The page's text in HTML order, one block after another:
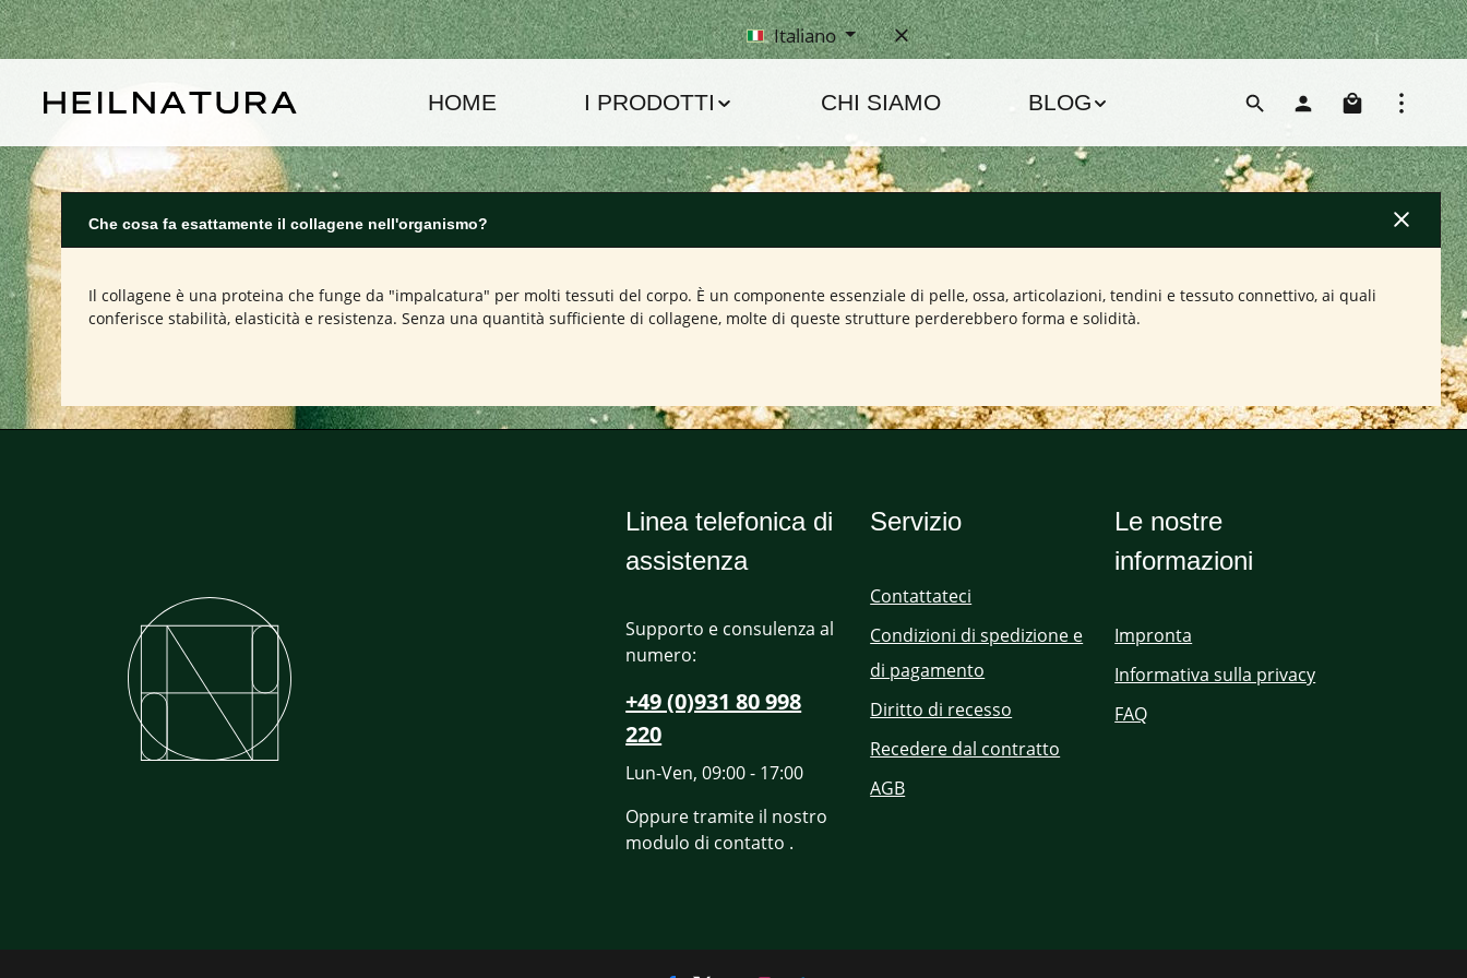
al contenuto principale
Passa alla navigazione principale Italiano
HOME I PRODOTTI CHI SIAMO BLOG Il
Che cosa fa esattamente il collagene nell'organismo?
Il collagene è una proteina che funge da "impalcatura" per molti tessuti del corpo. È un componente essenziale di pelle, ossa, articolazioni, tendini e tessuto connettivo, ai quali
conferisce stabilità, elasticità e resistenza. Senza una quantità sufficiente di collagene, molte di queste strutture perderebbero forma e solidità.
Linea telefonica di
assistenza
Supporto e consulenza al
numero:
+49 (0)931 80 998
220
Lun-Ven, 09:00 - 17:00
Oppure tramite il nostro
modulo di contatto .
Servizio
Contattateci
Condizioni di spedizione e
di pagamento
Diritto di recesso
Recedere dal contratto
AGB
Le nostre
informazioni
Impronta
Informativa sulla privacy
FAQ